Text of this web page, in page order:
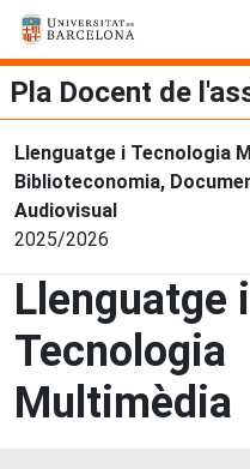
Pla Docent de
Llenguatge i Tecnologia
Biblioteconomia,
Audiovisual
2025/2026
Llenguatge i
Tecnologia
Multimèdia